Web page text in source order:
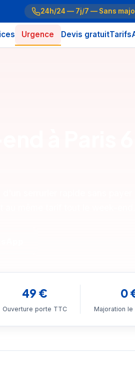
24h/24 — 7j/7 — Sans
Urgence Devis gratuitTarifs
49 €
Ouverture porte TTC
0
Majoration